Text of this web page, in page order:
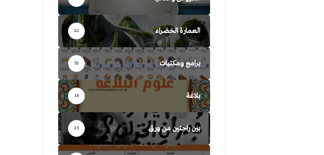
العمارة الخضراء 22
برامج ومكتبات 52
بلاغة 16
بين راحتين من ورق 25